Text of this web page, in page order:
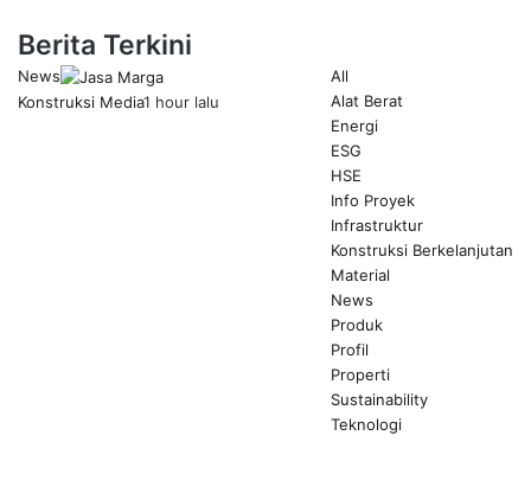
Berita Terkini
All
Alat Berat
Energi
ESG
HSE
Info Proyek
Infrastruktur
Konstruksi Berkelanjutan
Material
News
Produk
Profil
Properti
Sustainability
Teknologi
News
Konstruksi Media1 hour lalu